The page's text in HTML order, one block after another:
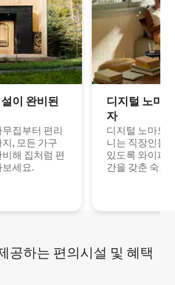
이 완비된
집부터 편리
, 모든 가구
해 집처럼 편
세요.
디지털 노마
자
디지털 노마드
니는 직장인들
있도록 와이파
간을 갖춘 숙소
공하는 편의시설 및 혜택